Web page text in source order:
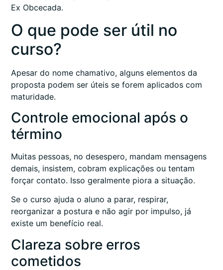
Ex Obcecada.
O que pode ser útil no
curso?
Apesar do nome chamativo, alguns elementos da
proposta podem ser úteis se forem aplicados com
maturidade.
Controle emocional após o
término
Muitas pessoas, no desespero, mandam mensagens
demais, insistem, cobram explicações ou tentam
forçar contato. Isso geralmente piora a situação.
Se o curso ajuda o aluno a parar, respirar,
reorganizar a postura e não agir por impulso, já
existe um benefício real.
Clareza sobre erros
cometidos